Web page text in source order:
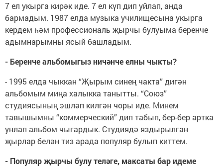
7 ел укырга кирәк иде. 7 ел күп дип уйлап, анда
бармадым. 1987 елда музыка училищесына укырга
кердем һәм профессиональ җырчы булуыма беренче
адымнарымны ясый башладым.
- Беренче альбомыгыз ничәнче елны чыкты?
- 1995 елда чыккан “Җырым синең чакта” дигән
альбомым миңа халыкка танытты. “Союз”
студиясының эшләп килгән чоры иде. Минем
тавышымны “коммерческий” дип табып, бер-бер артка
унлап альбом чыгардык. Студиядә яздырылган
җырлар белән тиз арада популяр булып киттем.
- Популяр җырчы булу теләге, максаты бар идеме